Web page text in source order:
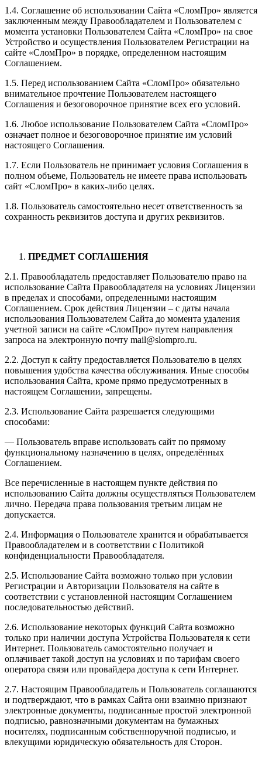
1.4. Соглашение об использовании Сайта «СломПро» является
заключенным между Правообладателем и Пользователем с
момента установки Пользователем Сайта «СломПро» на свое
Устройство и осуществления Пользователем Регистрации на
сайте «СломПро» в порядке, определенном настоящим
Соглашением.
1.5. Перед использованием Сайта «СломПро» обязательно
внимательное прочтение Пользователем настоящего
Соглашения и безоговорочное принятие всех его условий.
1.6. Любое использование Пользователем Сайта «СломПро»
означает полное и безоговорочное принятие им условий
настоящего Соглашения.
1.7. Если Пользователь не принимает условия Соглашения в
полном объеме, Пользователь не имеете права использовать
сайт «СломПро» в каких-либо целях.
1.8. Пользователь самостоятельно несет ответственность за
сохранность реквизитов доступа и других реквизитов.
ПРЕДМЕТ СОГЛАШЕНИЯ
2.1. Правообладатель предоставляет Пользователю право на
использование Сайта Правообладателя на условиях Лицензии
в пределах и способами, определенными настоящим
Соглашением. Срок действия Лицензии – с даты начала
использования Пользователем Сайта до момента удаления
учетной записи на сайте «СломПро» путем направления
запроса на электронную почту mail@slompro.ru.
2.2. Доступ к сайту предоставляется Пользователю в целях
повышения удобства качества обслуживания. Иные способы
использования Сайта, кроме прямо предусмотренных в
настоящем Соглашении, запрещены.
2.3. Использование Сайта разрешается следующими
способами:
— Пользователь вправе использовать сайт по прямому
функциональному назначению в целях, определённых
Соглашением.
Все перечисленные в настоящем пункте действия по
использованию Сайта должны осуществляться Пользователем
лично. Передача права пользования третьим лицам не
допускается.
2.4. Информация о Пользователе хранится и обрабатывается
Правообладателем и в соответствии с Политикой
конфиденциальности Правообладателя.
2.5. Использование Сайта возможно только при условии
Регистрации и Авторизации Пользователя на сайте в
соответствии с установленной настоящим Соглашением
последовательностью действий.
2.6. Использование некоторых функций Сайта возможно
только при наличии доступа Устройства Пользователя к сети
Интернет. Пользователь самостоятельно получает и
оплачивает такой доступ на условиях и по тарифам своего
оператора связи или провайдера доступа к сети Интернет.
2.7. Настоящим Правообладатель и Пользователь соглашаются
и подтверждают, что в рамках Сайта они взаимно признают
электронные документы, подписанные простой электронной
подписью, равнозначными документам на бумажных
носителях, подписанным собственноручной подписью, и
влекущими юридическую обязательность для Сторон.